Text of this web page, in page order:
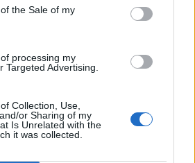
the Sale of my
processing my
Targeted Advertising.
Collection, Use,
or Sharing of my
Is Unrelated with the
it was collected.
az elmúlt órákban nem volt a
euróval szemben nagyjából
pedig 0,2 százalékot gyengült
USD/HUF...
hírarchívumához
előfizetéses